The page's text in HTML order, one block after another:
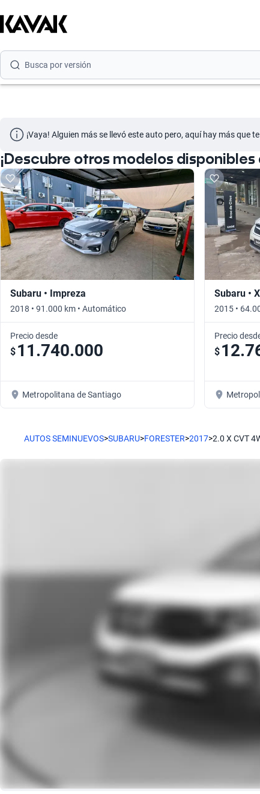
Busca por versión
Busca por versión
Busca por año
¡Vaya! Alguien más se llevó este auto pero, aquí hay más que
¡Descubre otros modelos
Subaru • Impreza
2018 • 91.000 km • Automático
Precio desde
$ 11.740.000
Metropolitana de Santiago
Subaru •
2015 •
Precio
$
AUTOS SEMINUEVOS>SUBARU>FORESTER>2017>2.0 X CVT